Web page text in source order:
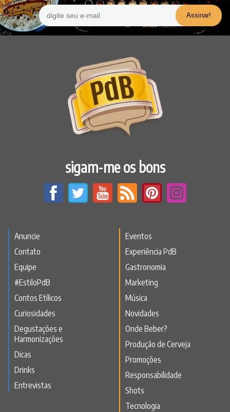
sigam-me os bons
Anuncie
Contato
Equipe
#EstiloPdB
Contos Etílicos
Curiosidades
Degustações e
Harmonizações
Dicas
Drinks
Entrevistas
Eventos
Experiência PdB
Gastronomia
Marketing
Música
Novidades
Onde Beber?
Produção de Cerveja
Promoções
Responsabilidade
Shots
Tecnologia